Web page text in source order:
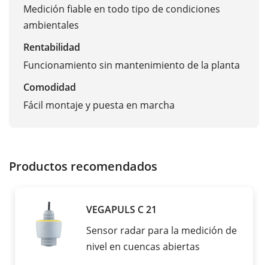
Medición fiable en todo tipo de condiciones
ambientales
Rentabilidad
Funcionamiento sin mantenimiento de la planta
Comodidad
Fácil montaje y puesta en marcha
Productos recomendados
VEGAPULS C 21
Sensor radar para la medición de
nivel en cuencas abiertas